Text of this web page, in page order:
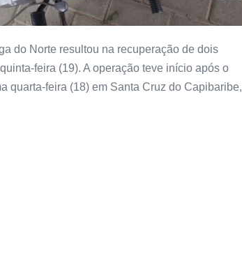
do Norte resultou na recuperação de dois
feira (19). A operação teve início após o
quarta-feira (18) em Santa Cruz do Capibaribe,